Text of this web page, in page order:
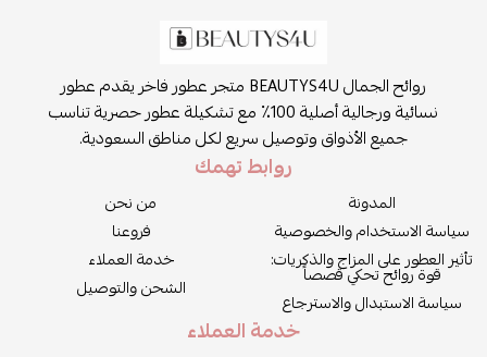
روائح الجمال BEAUTYS4U متجر عطور فاخر يقدم عطور
نسائية ورجالية أصلية 100٪ مع تشكيلة عطور حصرية تناسب
جميع الأذواق وتوصيل سريع لكل مناطق السعودية.
روابط تهمك
المدونة
سياسة الاستخدام والخصوصية
تأثير العطور على المزاج والذكريات:
قوة روائح تحكي قصصاً
سياسة الاستبدال والاسترجاع
من نحن
فروعنا
خدمة العملاء
الشحن والتوصيل
خدمة العملاء